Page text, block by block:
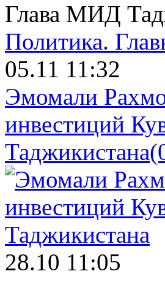
Глава МИД
Политика.
05.11 11:32
Эмомали
инвестиций
Таджикистана
28.10 11:05